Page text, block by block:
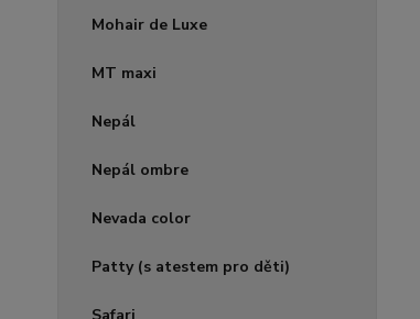
Mohair de Luxe
MT maxi
Nepál
Nepál ombre
Nevada color
Patty (s atestem pro děti)